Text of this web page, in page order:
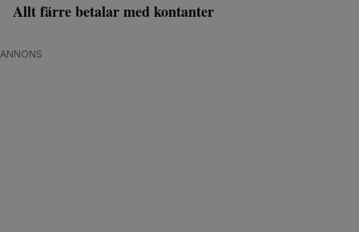
Allt färre betalar med kontanter
ANNONS